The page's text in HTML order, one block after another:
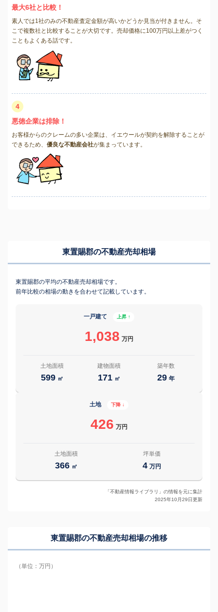
最大6社と比較！
素人では1社のみの不動産査定金額が高いかどうか見当が付きません。そ
こで複数社と比較することが大切です。売却価格に100万円以上差がつく
こともよくある話です。
4
悪徳企業は排除！
お客様からのクレームの多い企業は、イエウールが契約を解除することが
できるため、 優良な不動産会社が集まっています。
東置賜郡の不動産売却相場
東置賜郡の平均の不動産売却相場です。
前年比較の相場の動きを合わせて記載しています。
一戸建て 上昇 ↑
1,038 万円
土地面積
599 ㎡
建物面積
171 ㎡
築年数
29 年
土地 下降 ↓
426 万円
土地面積
366 ㎡
坪単価
4 万円
「不動産情報ライブラリ」の情報を元に集計
2025年10月29日更新
東置賜郡の不動産売却相場の推移
（単位：万円）